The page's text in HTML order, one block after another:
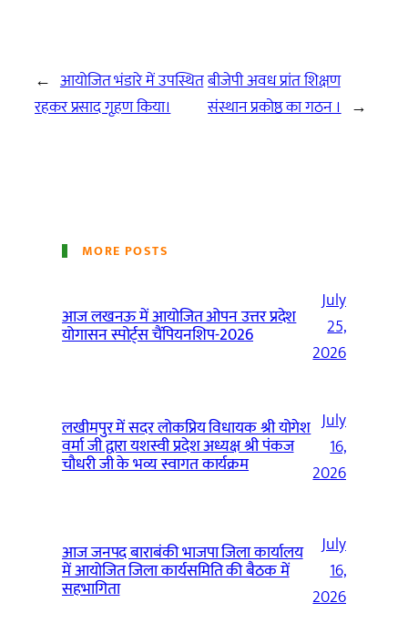
← आयोजित भंडारे में उपस्थित
रहकर प्रसाद गृहण किया।
बीजेपी अवध प्रांत शिक्षण
संस्थान प्रकोष्ठ का गठन । →
MORE POSTS
आज लखनऊ में आयोजित ओपन उत्तर प्रदेश
योगासन स्पोर्ट्स चैंपियनशिप-2026
July
25,
2026
लखीमपुर में सदर लोकप्रिय विधायक श्री योगेश
वर्मा जी द्वारा यशस्वी प्रदेश अध्यक्ष श्री पंकज
चौधरी जी के भव्य स्वागत कार्यक्रम
July
16,
2026
आज जनपद बाराबंकी भाजपा जिला कार्यालय
में आयोजित जिला कार्यसमिति की बैठक में
सहभागिता
July
16,
2026